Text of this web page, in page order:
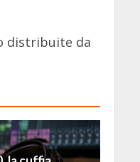
distribuite da